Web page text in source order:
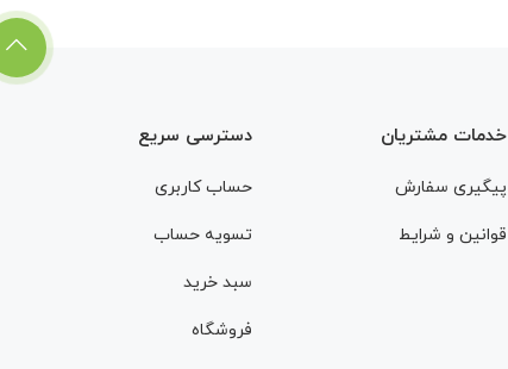
خدمات مشتریان
پیگیری سفارش
قوانین و شرایط
دسترسی سریع
حساب کاربری
تسویه حساب
سبد خرید
فروشگاه